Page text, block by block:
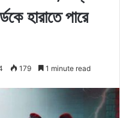
হারাতে পারে
179 1 minute read